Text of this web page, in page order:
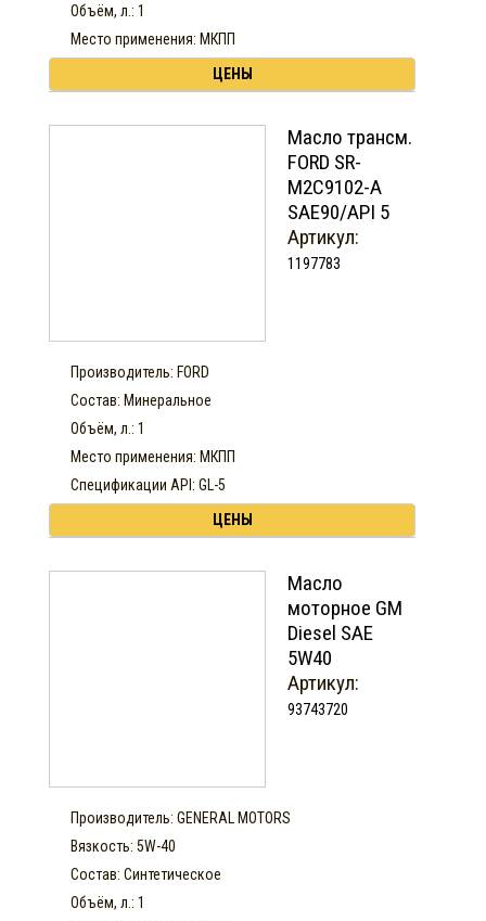
Объём, л.: 1
Место применения: МКПП
ЦЕНЫ
Масло трансм.
FORD SR-
M2C9102-A
SAE90/API 5
Артикул:
1197783
Производитель: FORD
Состав: Минеральное
Объём, л.: 1
Место применения: МКПП
Спецификации API: GL-5
ЦЕНЫ
Масло
моторное GM
Diesel SAE
5W40
Артикул:
93743720
Производитель: GENERAL MOTORS
Вязкость: 5W-40
Состав: Синтетическое
Объём, л.: 1